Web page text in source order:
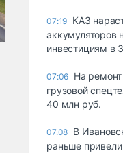
07:19 КАЗ
аккумуляторов
инвестициям в
07:06 На
грузовой
40 млн руб.
07.08 В
раньше